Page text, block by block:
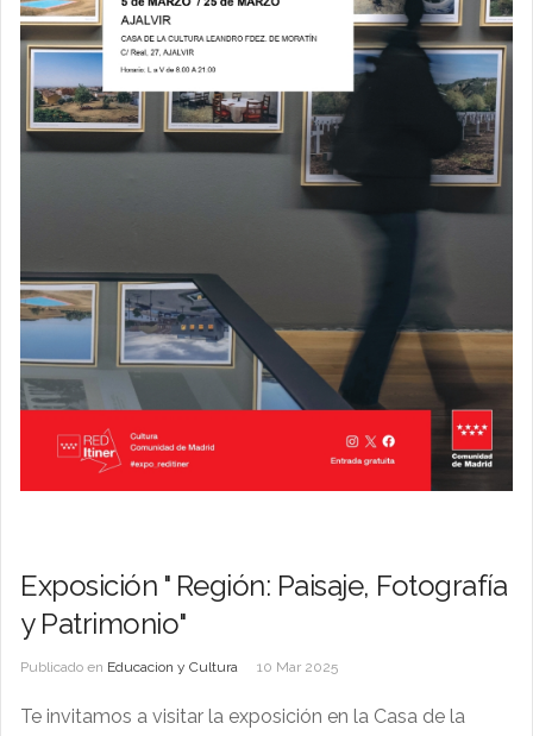
Exposición " Región: Paisaje, Fotografía
y Patrimonio"
Publicado en Educacion y Cultura 10 Mar 2025
Te invitamos a visitar la exposición en la Casa de la